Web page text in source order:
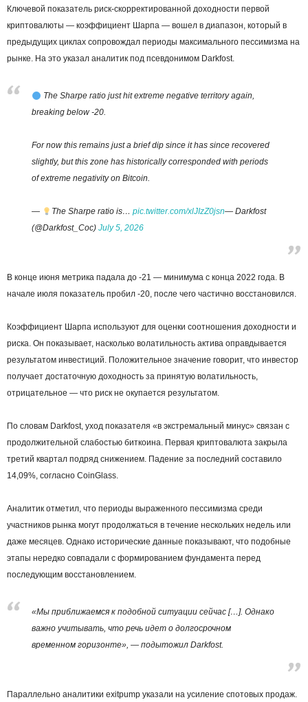
Ключевой показатель риск-скорректированной доходности первой
криптовалюты — коэффициент Шарпа — вошел в диапазон, который в
предыдущих циклах сопровождал периоды максимального пессимизма на
рынке. На это указал аналитик под псевдонимом Darkfost.
The Sharpe ratio just hit extreme negative territory again,
breaking below -20.
For now this remains just a brief dip since it has since recovered
slightly, but this zone has historically corresponded with periods
of extreme negativity on Bitcoin.
— The Sharpe ratio is… pic.twitter.com/xlJIzZ0jsn— Darkfost
(@Darkfost_Coc) July 5, 2026
В конце июня метрика падала до -21 — минимума с конца 2022 года. В
начале июля показатель пробил -20, после чего частично восстановился.
Коэффициент Шарпа используют для оценки соотношения доходности и
риска. Он показывает, насколько волатильность актива оправдывается
результатом инвестиций. Положительное значение говорит, что инвестор
получает достаточную доходность за принятую волатильность,
отрицательное — что риск не окупается результатом.
По словам Darkfost, уход показателя «в экстремальный минус» связан с
продолжительной слабостью биткоина. Первая криптовалюта закрыла
третий квартал подряд снижением. Падение за последний составило
14,09%, согласно CoinGlass.
Аналитик отметил, что периоды выраженного пессимизма среди
участников рынка могут продолжаться в течение нескольких недель или
даже месяцев. Однако исторические данные показывают, что подобные
этапы нередко совпадали с формированием фундамента перед
последующим восстановлением.
«Мы приближаемся к подобной ситуации сейчас […]. Однако
важно учитывать, что речь идет о долгосрочном
временном горизонте», — подытожил Darkfost.
Параллельно аналитики exitpump указали на усиление спотовых продаж.